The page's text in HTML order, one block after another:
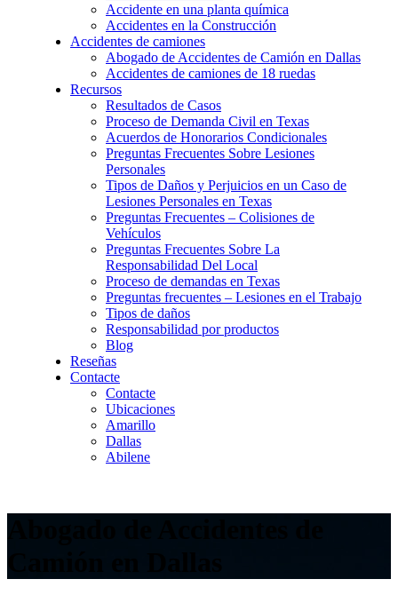
Accidente en una planta química
Accidentes en la Construcción
Accidentes de camiones
Abogado de Accidentes de Camión en Dallas
Accidentes de camiones de 18 ruedas
Recursos
Resultados de Casos
Proceso de Demanda Civil en Texas
Acuerdos de Honorarios Condicionales
Preguntas Frecuentes Sobre Lesiones
Personales
Tipos de Daños y Perjuicios en un Caso de
Lesiones Personales en Texas
Preguntas Frecuentes – Colisiones de
Vehículos
Preguntas Frecuentes Sobre La
Responsabilidad Del Local
Proceso de demandas en Texas
Preguntas frecuentes – Lesiones en el Trabajo
Tipos de daños
Responsabilidad por productos
Blog
Reseñas
Contacte
Contacte
Ubicaciones
Amarillo
Dallas
Abilene